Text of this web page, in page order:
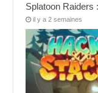
Splatoon Raiders
il y a 2 semaines